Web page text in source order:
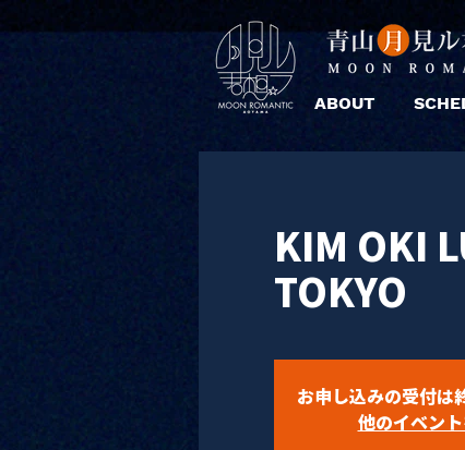
ABOUT
KIM OKI
TOKYO
お申し込みの受付は
他のイベン